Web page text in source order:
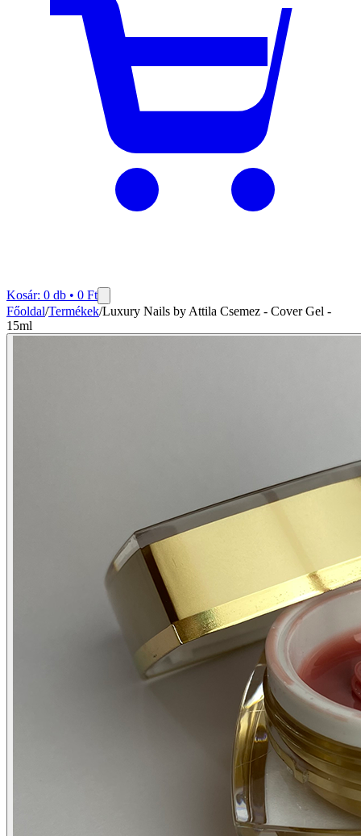
Kosár: 0 db • 0 Ft
Főoldal/Termékek/Luxury Nails by Attila Csemez - Cover Gel -
15ml